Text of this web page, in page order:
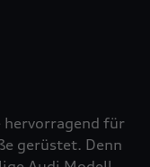
hervorragend für
gerüstet. Denn